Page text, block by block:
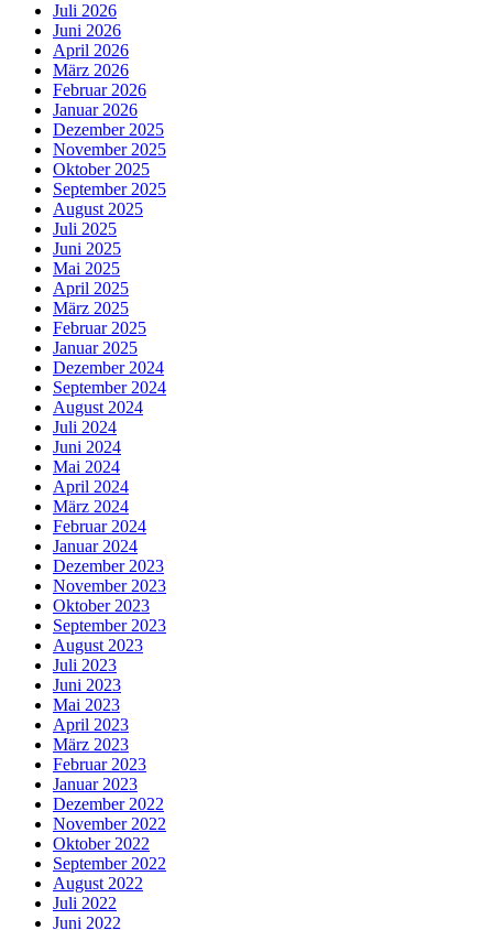
Juli 2026
Juni 2026
April 2026
März 2026
Februar 2026
Januar 2026
Dezember 2025
November 2025
Oktober 2025
September 2025
August 2025
Juli 2025
Juni 2025
Mai 2025
April 2025
März 2025
Februar 2025
Januar 2025
Dezember 2024
September 2024
August 2024
Juli 2024
Juni 2024
Mai 2024
April 2024
März 2024
Februar 2024
Januar 2024
Dezember 2023
November 2023
Oktober 2023
September 2023
August 2023
Juli 2023
Juni 2023
Mai 2023
April 2023
März 2023
Februar 2023
Januar 2023
Dezember 2022
November 2022
Oktober 2022
September 2022
August 2022
Juli 2022
Juni 2022